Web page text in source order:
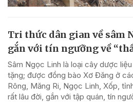
Tri thức dân gian về sâm
gắn với tín ngưỡng về
Sâm Ngọc Linh là loại cây dược
tặng; được đồng bào Xơ Đăng ở
Rông, Măng Ri, Ngọc Linh, Xốp,
rất lâu đời, gắn với tập quán, tín